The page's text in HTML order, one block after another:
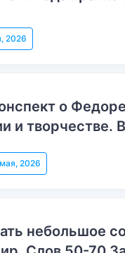
2026
о
и творчестве.
2026
небольшое